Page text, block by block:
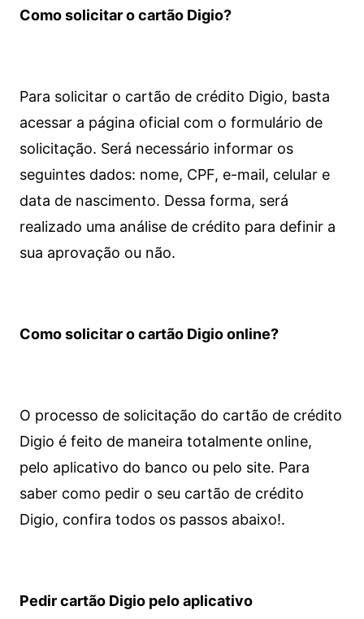
Como solicitar o cartão Digio?
Para solicitar o cartão de crédito Digio, basta
acessar a página oficial com o formulário de
solicitação. Será necessário informar os
seguintes dados: nome, CPF, e-mail, celular e
data de nascimento. Dessa forma, será
realizado uma análise de crédito para definir a
sua aprovação ou não.
Como solicitar o cartão Digio online?
O processo de solicitação do cartão de crédito
Digio é feito de maneira totalmente online,
pelo aplicativo do banco ou pelo site. Para
saber como pedir o seu cartão de crédito
Digio, confira todos os passos abaixo!.
Pedir cartão Digio pelo aplicativo